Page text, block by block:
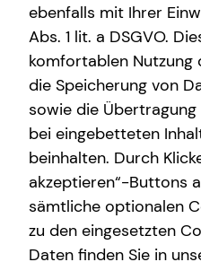
Kapitalanlage Immobilien
Altersvorsorge
Gewerbliche
Arbeitskraftabsicherung
Kindervorsorge
Sach- und
Immobilienfinanzierung
Financial
Living and working in a new
opportunities – and unique
ebenfalls mit Ihrer
Abs. 1 lit. a DSGVO.
komfortablen Nutzung
die Speicherung von
sowie die
bei eingebetteten
beinhalten. Durch
akzeptieren“-Buttons
sämtliche optionalen
zu den eingesetzten
Daten finden Sie in